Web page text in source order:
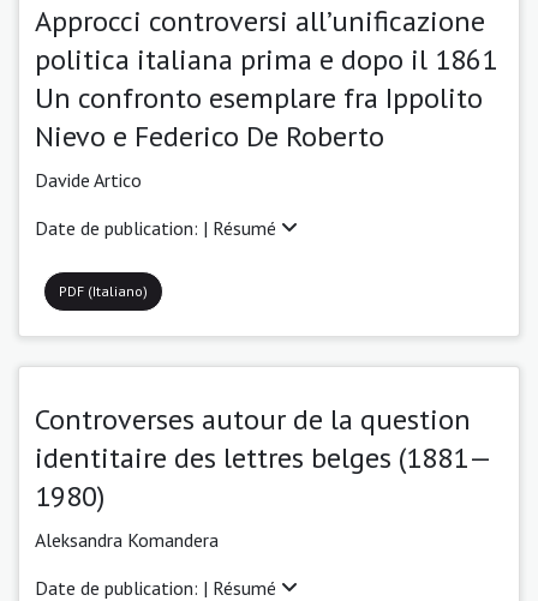
Approcci controversi all’unificazione
politica italiana prima e dopo il 1861
Un confronto esemplare fra Ippolito
Nievo e Federico De Roberto
Davide Artico
Date de publication: | Résumé
PDF (Italiano)
Controverses autour de la question
identitaire des lettres belges (1881—
1980)
Aleksandra Komandera
Date de publication: | Résumé